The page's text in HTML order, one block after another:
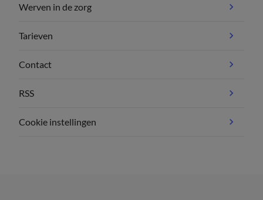
Werven in de zorg
Tarieven
Contact
RSS
Cookie instellingen